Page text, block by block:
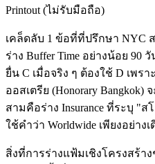
Printout (ไม่รับมือถือ)
เคล็ดลับ 1 ข้อที่ที่ปรึกษา NYC
ร่าง Buffer Time อย่างน้อย 90
ยื่น C เมื่อจริง ๆ ต้องใช้ D เพรา
ออสเตรีย (Honorary Bangkok)
สามคือร่าง Insurance ที่ระบุ "ส
ใช้คำว่า Worldwide เพียงอย่างเ
สิ่งที่การร่างแฟ้มเชิงโครงสร้า